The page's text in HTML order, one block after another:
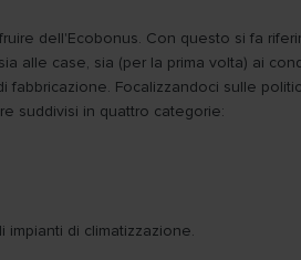
dell'Ecobonus. Con questo si fa
alle case, sia (per la prima volta) ai
Focalizzandoci sulle
suddivisi in quattro categorie:
di climatizzazione.